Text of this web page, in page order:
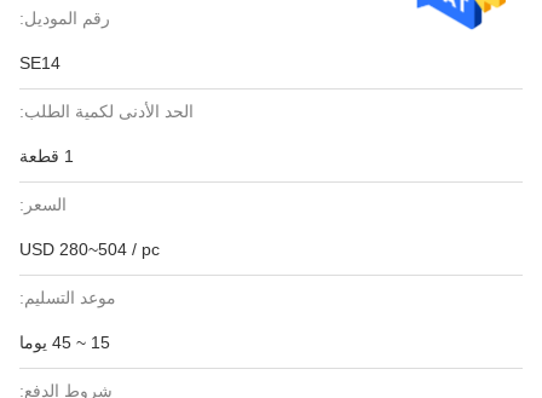
رقم الموديل:
SE14
الحد الأدنى لكمية الطلب:
السعر:
USD 280~504 / pc
موعد التسليم:
15 ~ 45 يوما
شروط الدفع: